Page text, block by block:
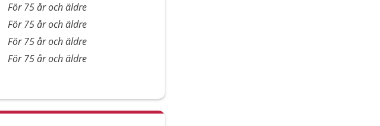
För 75 år och äldre
För 75 år och äldre
För 75 år och äldre
För 75 år och äldre